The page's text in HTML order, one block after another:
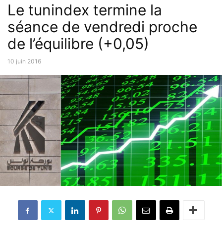
Le tunindex termine la
séance de vendredi proche
de l’équilibre (+0,05)
10 juin 2016